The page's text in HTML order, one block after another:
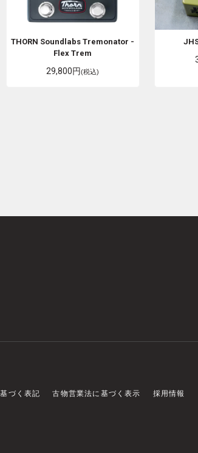
THORN SoundlabsTremonator -
Flex Trem
29,800円(税込)
づく表記 古物営業法に基づく表示 採用情報